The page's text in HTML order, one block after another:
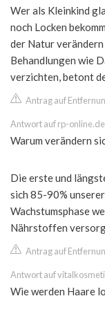
Wer als Kleinkind
noch Locken
der Natur
Behandlungen wie
verzichten, betont
Antrag auf
Antwort auf rp-
Warum verändern
Die erste und
sich 85-90%
Wachstumsphase
Nährstoffen
Antrag auf
Antwort auf
Wie werden Haare